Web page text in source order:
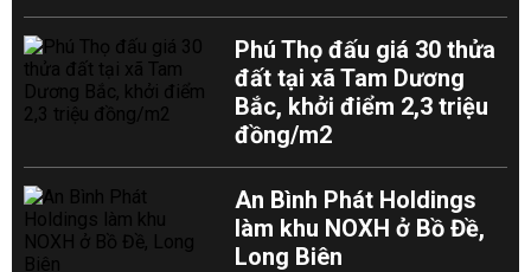
Phú Thọ đấu giá 30 thửa
đất tại xã Tam Dương
Bắc, khởi điểm 2,3 triệu
đồng/m2
An Bình Phát Holdings
làm khu NOXH ở Bồ Đề,
Long Biên